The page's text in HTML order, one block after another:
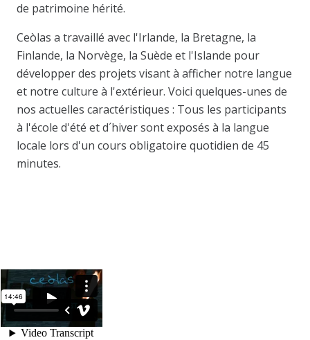
de patrimoine hérité.
Ceòlas a travaillé avec l'Irlande, la Bretagne, la
Finlande, la Norvège, la Suède et l'Islande pour
développer des projets visant à afficher notre langue
et notre culture à l'extérieur. Voici quelques-unes de
nos actuelles caractéristiques : Tous les participants
à l'école d'été et d´hiver sont exposés à la langue
locale lors d'un cours obligatoire quotidien de 45
minutes.